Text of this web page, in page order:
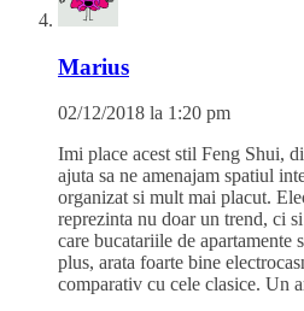
Marius
02/12/2018 la 1:20 pm
Imi place acest stil Feng Shui,
ajuta sa ne amenajam spatiul
organizat si mult mai placut.
reprezinta nu doar un trend, ci
care bucatariile de
plus, arata foarte bine
comparativ cu cele clasice. Un